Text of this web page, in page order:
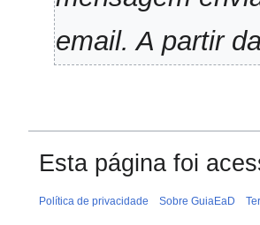
o
e
e
o
email. A partir
Esta página foi
Política de privacidade Sobre GuiaEaD